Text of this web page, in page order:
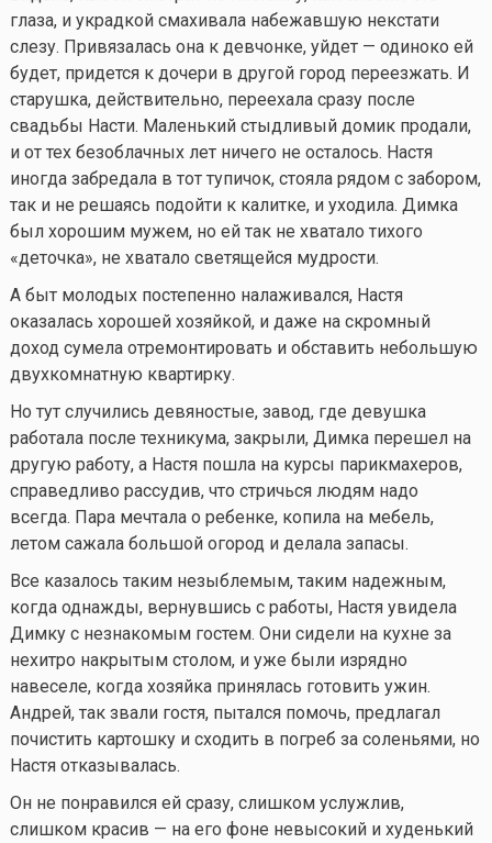
глаза, и украдкой смахивала набежавшую некстати
слезу. Привязалась она к девчонке, уйдет — одиноко ей
будет, придется к дочери в другой город переезжать. И
старушка, действительно, переехала сразу после
свадьбы Насти. Маленький стыдливый домик продали,
и от тех безоблачных лет ничего не осталось. Настя
иногда забредала в тот тупичок, стояла рядом с забором,
так и не решаясь подойти к калитке, и уходила. Димка
был хорошим мужем, но ей так не хватало тихого
«деточка», не хватало светящейся мудрости.
А быт молодых постепенно налаживался, Настя
оказалась хорошей хозяйкой, и даже на скромный
доход сумела отремонтировать и обставить небольшую
двухкомнатную квартирку.
Но тут случились девяностые, завод, где девушка
работала после техникума, закрыли, Димка перешел на
другую работу, а Настя пошла на курсы парикмахеров,
справедливо рассудив, что стричься людям надо
всегда. Пара мечтала о ребенке, копила на мебель,
летом сажала большой огород и делала запасы.
Все казалось таким незыблемым, таким надежным,
когда однажды, вернувшись с работы, Настя увидела
Димку с незнакомым гостем. Они сидели на кухне за
нехитро накрытым столом, и уже были изрядно
навеселе, когда хозяйка принялась готовить ужин.
Андрей, так звали гостя, пытался помочь, предлагал
почистить картошку и сходить в погреб за соленьями, но
Настя отказывалась.
Он не понравился ей сразу, слишком услужлив,
слишком красив — на его фоне невысокий и худенький